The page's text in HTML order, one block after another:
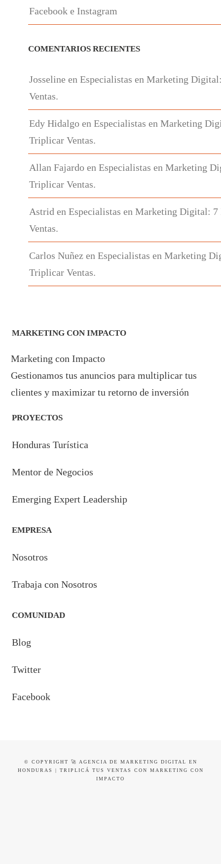
Facebook e Instagram
COMENTARIOS RECIENTES
Josseline enEspecialistas en Marketing
Ventas.
Edy Hidalgo enEspecialistas en Marketing
Triplicar Ventas.
Allan Fajardo enEspecialistas en Marketing
Triplicar Ventas.
Astrid enEspecialistas en Marketing Digital:
Ventas.
Carlos Nuñez enEspecialistas en Marketing
Triplicar Ventas.
MARKETING CON IMPACTO
Marketing con Impacto
Gestionamos tus anuncios para multiplicar tus
clientes y maximizar tu retorno de inversión
PROYECTOS
Honduras Turística
Mentor de Negocios
Emerging Expert Leadership
EMPRESA
Nosotros
Trabaja con Nosotros
COMUNIDAD
Blog
Twitter
Facebook
© COPYRIGHT 🚀 AGENCIA DE MARKETING DIGITAL EN
HONDURAS | TRIPLICÁ TUS VENTAS CON MARKETING CON
IMPACTO